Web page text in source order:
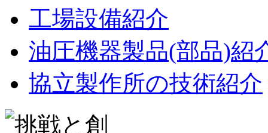
工場設備紹介
油圧機器製品(部品)紹
協立製作所の技術紹介